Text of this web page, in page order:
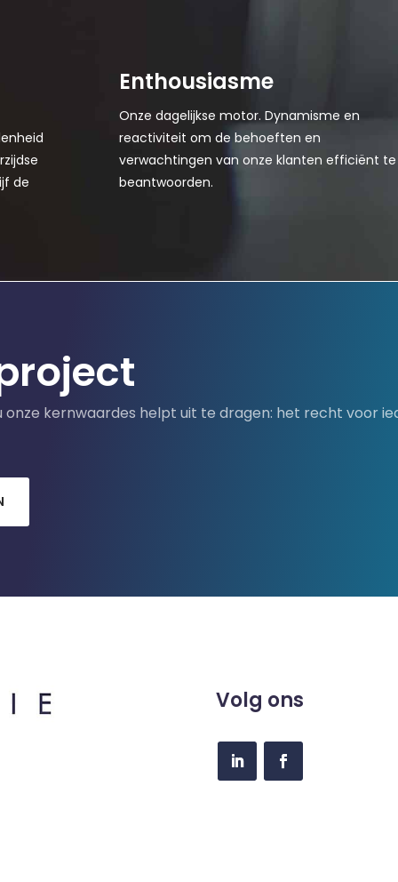
de
Enthousiasme
Onze dagelijkse motor. Dynamisme en
reactiviteit om de behoeften en
verwachtingen van onze klanten efficiënt te
beantwoorden.
onze kernwaardes helpt uit te dragen: het recht voor
Volg ons